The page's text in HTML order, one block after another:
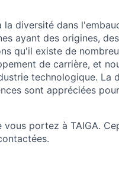
diversité dans
ayant des origines,
qu'il existe de
de carrière, et
technologique. La
sont appréciées
portez à TAIGA.